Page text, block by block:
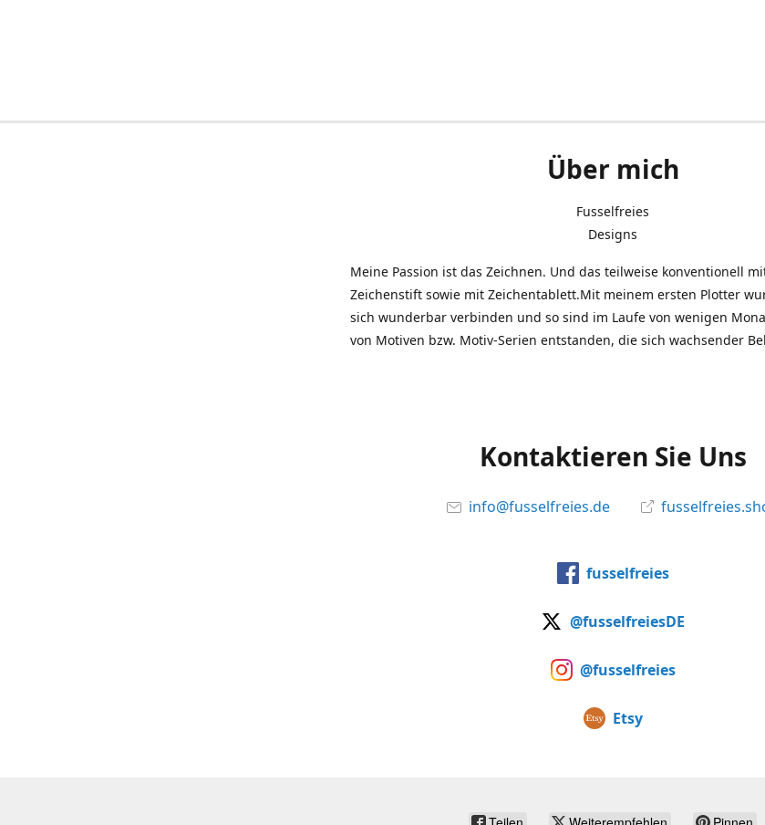
Über mich
Fusselfreies
Designs
Meine Passion ist das Zeichnen. Und das teilweise konventionell
Zeichenstift sowie mit Zeichentablett.Mit meinem ersten Plotter
sich wunderbar verbinden und so sind im Laufe von wenigen
von Motiven bzw. Motiv-Serien entstanden, die sich wachsender
Kontaktieren Sie Uns
info@fusselfreies.de
fusselfreies
@fusselfreiesDE
@fusselfreies
Etsy